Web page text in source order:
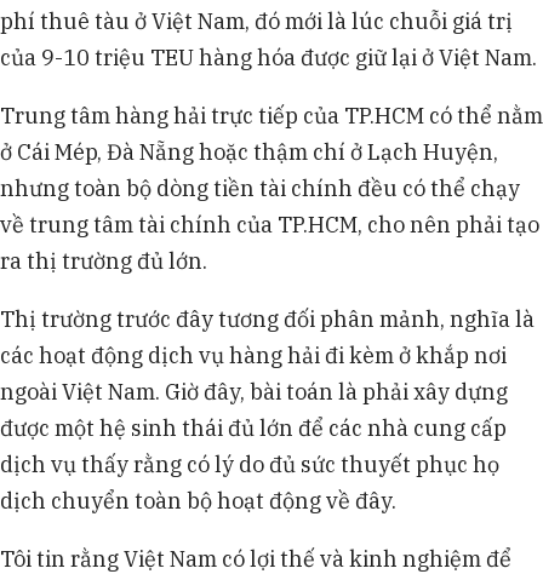
phí thuê tàu ở Việt Nam, đó mới là lúc chuỗi giá trị
của 9-10 triệu TEU hàng hóa được giữ lại ở Việt Nam.
Trung tâm hàng hải trực tiếp của TP.HCM có thể nằm
ở Cái Mép, Đà Nẵng hoặc thậm chí ở Lạch Huyện,
nhưng toàn bộ dòng tiền tài chính đều có thể chạy
về trung tâm tài chính của TP.HCM, cho nên phải tạo
ra thị trường đủ lớn.
Thị trường trước đây tương đối phân mảnh, nghĩa là
các hoạt động dịch vụ hàng hải đi kèm ở khắp nơi
ngoài Việt Nam. Giờ đây, bài toán là phải xây dựng
được một hệ sinh thái đủ lớn để các nhà cung cấp
dịch vụ thấy rằng có lý do đủ sức thuyết phục họ
dịch chuyển toàn bộ hoạt động về đây.
Tôi tin rằng Việt Nam có lợi thế và kinh nghiệm để